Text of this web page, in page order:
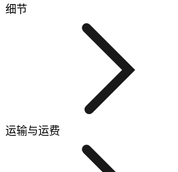
细节
运输与运费